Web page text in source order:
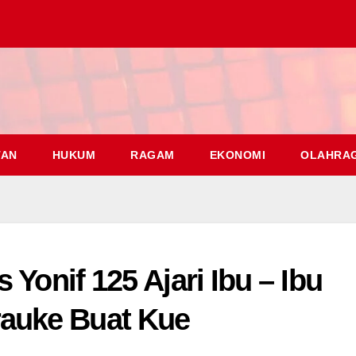
HUKUM RAGAM EKONOMI
Yonif 125 Ajari Ibu – Ibu
Buat Kue